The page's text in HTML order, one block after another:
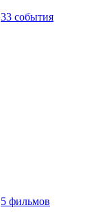
33 события
5 фильмов